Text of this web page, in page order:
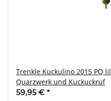
Trenkle Kuckulino 2015 PQ
Quarzwerk und Kuckuckruf
59,95 € *